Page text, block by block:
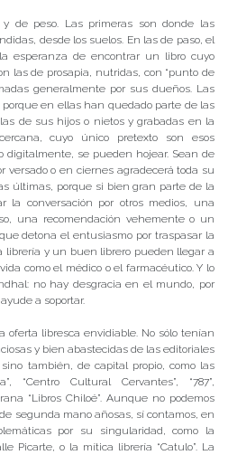
de peso. Las primeras son donde las
desde los suelos. En las de paso, el
esperanza de encontrar un libro cuyo
las de prosapia, nutridas, con “punto de
generalmente por sus dueños. Las
en ellas han quedado parte de las
de sus hijos o nietos y grabadas en la
cuyo único pretexto son esos
digitalmente, se pueden hojear. Sean de
versado o en ciernes agradecerá toda su
últimas, porque si bien gran parte de la
la conversación por otros medios, una
una recomendación vehemente o un
detona el entusiasmo por traspasar la
librería y un buen librero pueden llegar a
como el médico o el farmacéutico. Y lo
no hay desgracia en el mundo, por
a soportar.
oferta libresca envidiable. No sólo tenían
y bien abastecidas de las editoriales
sino también, de capital propio, como las
“Centro Cultural Cervantes”, “787”,
“Libros Chiloé”. Aunque no podemos
segunda mano añosas, sí contamos, en
por su singularidad, como la
Picarte, o la mítica librería “Catulo”. La